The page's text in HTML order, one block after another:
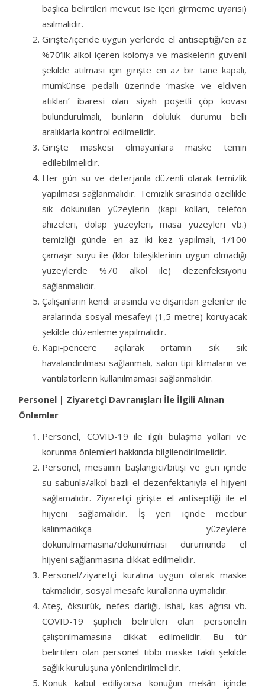
başlıca belirtileri mevcut ise içeri girmeme uyarısı)
asılmalıdır.
Girişte/içeride uygun yerlerde el antiseptiği/en az
%70’lik alkol içeren kolonya ve maskelerin güvenli
şekilde atılması için girişte en az bir tane kapalı,
mümkünse pedallı üzerinde ‘maske ve eldiven
atıkları’ ibaresi olan siyah poşetli çöp kovası
bulundurulmalı, bunların doluluk durumu belli
aralıklarla kontrol edilmelidir.
Girişte maskesi olmayanlara maske temin
edilebilmelidir.
Her gün su ve deterjanla düzenli olarak temizlik
yapılması sağlanmalıdır. Temizlik sırasında özellikle
sık dokunulan yüzeylerin (kapı kolları, telefon
ahizeleri, dolap yüzeyleri, masa yüzeyleri vb.)
temizliği günde en az iki kez yapılmalı, 1/100
çamaşır suyu ile (klor bileşiklerinin uygun olmadığı
yüzeylerde %70 alkol ile) dezenfeksiyonu
sağlanmalıdır.
Çalışanların kendi arasında ve dışarıdan gelenler ile
aralarında sosyal mesafeyi (1,5 metre) koruyacak
şekilde düzenleme yapılmalıdır.
Kapı-pencere açılarak ortamın sık sık
havalandırılması sağlanmalı, salon tipi klimaların ve
vantilatörlerin kullanılmaması sağlanmalıdır.
Personel | Ziyaretçi Davranışları İle İlgili Alınan
Önlemler
Personel, COVID-19 ile ilgili bulaşma yolları ve
korunma önlemleri hakkında bilgilendirilmelidir.
Personel, mesainin başlangıcı/bitişi ve gün içinde
su-sabunla/alkol bazlı el dezenfektanıyla el hijyeni
sağlamalıdır. Ziyaretçi girişte el antiseptiği ile el
hijyeni sağlamalıdır. İş yeri içinde mecbur
kalınmadıkça yüzeylere
dokunulmamasına/dokunulması durumunda el
hijyeni sağlanmasına dikkat edilmelidir.
Personel/ziyaretçi kuralına uygun olarak maske
takmalıdır, sosyal mesafe kurallarına uymalıdır.
Ateş, öksürük, nefes darlığı, ishal, kas ağrısı vb.
COVID-19 şüpheli belirtileri olan personelin
çalıştırılmamasına dikkat edilmelidir. Bu tür
belirtileri olan personel tıbbi maske takılı şekilde
sağlık kuruluşuna yönlendirilmelidir.
Konuk kabul ediliyorsa konuğun mekân içinde